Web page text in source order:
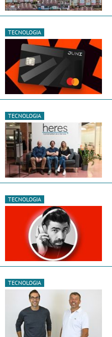
TECNOLOGIA
TECNOLOGIA
TECNOLOGIA
TECNOLOGIA